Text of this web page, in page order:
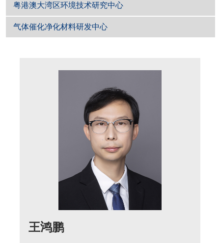
粤港澳大湾区环境技术研究中心
气体催化净化材料研发中心
王鸿鹏